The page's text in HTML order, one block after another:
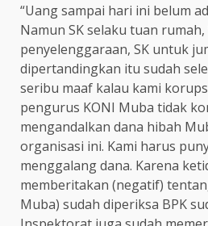
“Uang sampai hari ini belum
Namun SK selaku tuan rumah,
penyelenggaraan, SK untuk
dipertandingkan itu sudah
seribu maaf kalau kami
pengurus KONI Muba tidak
mengandalkan dana hibah
organisasi ini. Kami harus
menggalang dana. Karena
memberitakan (negatif)
Muba) sudah diperiksa BPK